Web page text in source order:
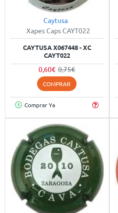
Caytusa
Xapes Caps CAYT022
CAYTUSA X067448 - XC
CAYT022
0,60€ 0,75€
COMPRAR
Comprar Ya